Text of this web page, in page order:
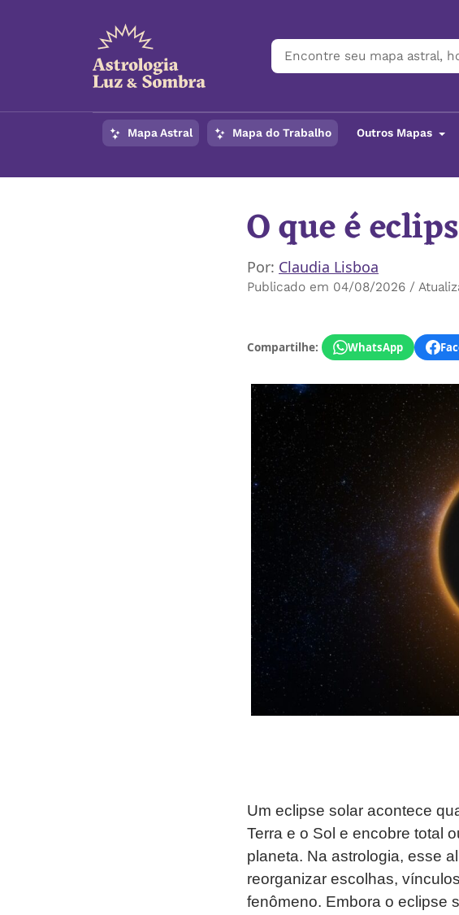
Mapa Astral Mapa do Trabalho Outros Mapas
O que é
Por: Claudia Lisboa
Publicado em 04/08/2026 /
Compartilhe: WhatsApp
Um eclipse solar acontece
Terra e o Sol e encobre total
planeta. Na astrologia, esse
reorganizar escolhas,
fenômeno. Embora o eclipse